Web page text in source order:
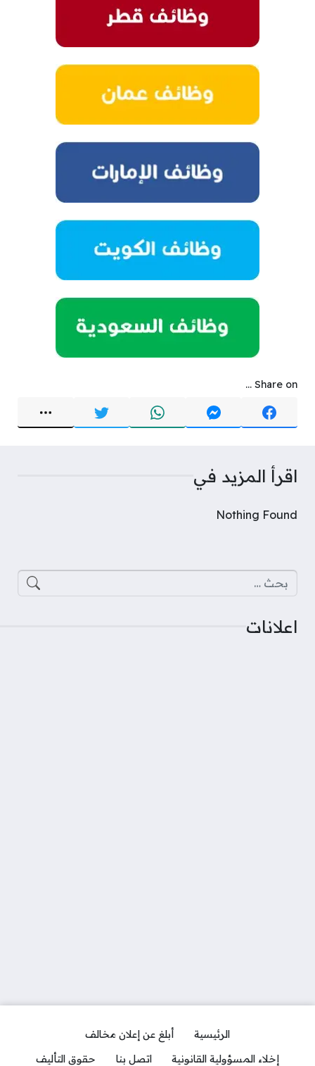
Share on ...
اقرأ المزيد في
Nothing Found
البحث عن:
اعلانات
الرئيسية
أبلغ عن إعلان مخالف
إخلاء المسؤولية القانونية
اتصل بنا حقوق التأليف